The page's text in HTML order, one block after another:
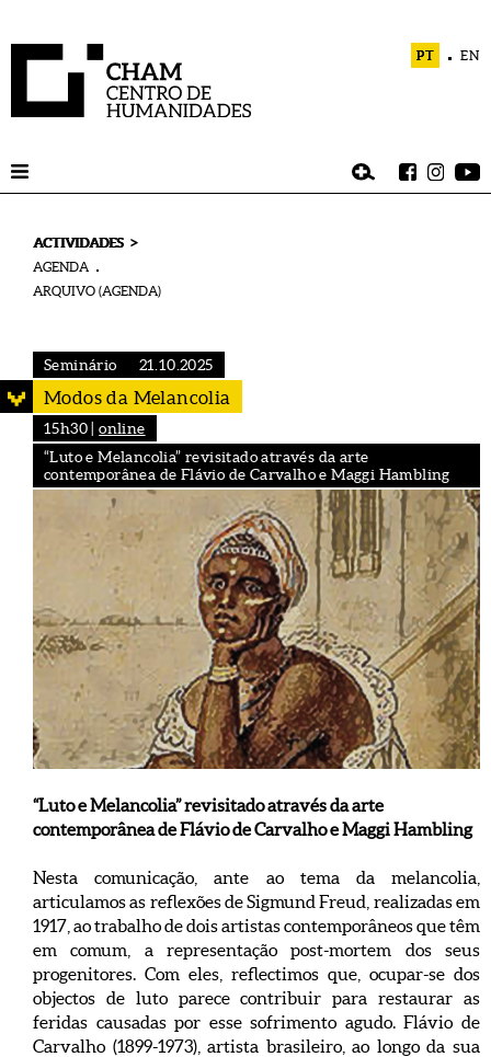
PT EN
ACTIVIDADES >
AGENDA
ARQUIVO (AGENDA)
Seminário 21.10.2025
Modos da Melancolia
15h30 |online
“Luto e Melancolia” revisitado através da arte
contemporânea de Flávio de Carvalho e Maggi Hambling
“Luto e Melancolia” revisitado através da arte
contemporânea de Flávio de Carvalho e Maggi Hambling
Nesta comunicação, ante ao tema da melancolia,
articulamos as reflexões de Sigmund Freud, realizadas em
1917, ao trabalho de dois artistas contemporâneos que têm
em comum, a representação post-mortem dos seus
progenitores. Com eles, reflectimos que, ocupar-se dos
objectos de luto parece contribuir para restaurar as
feridas causadas por esse sofrimento agudo. Flávio de
Carvalho (1899-1973), artista brasileiro, ao longo da sua